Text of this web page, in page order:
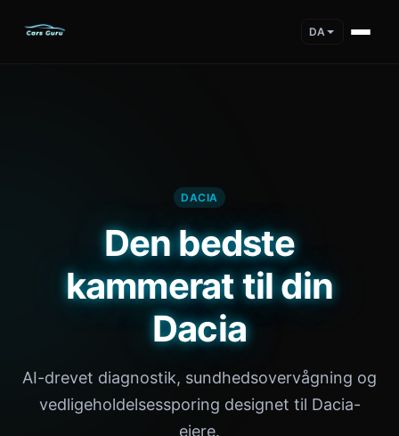
DA
DACIA
Den bedste
kammerat til din
Dacia
AI-drevet diagnostik, sundhedsovervågning og
vedligeholdelsessporing designet til Dacia-
ejere.